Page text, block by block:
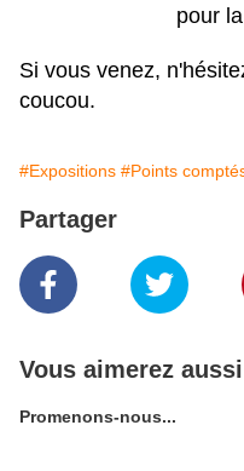
pour
Si vous venez,
coucou.
#Expositions #Points
Partager
Vous aimerez aussi
Promenons-nous...